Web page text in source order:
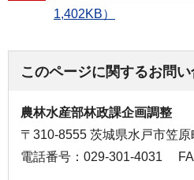
1,402KB）
このページに関するお問
農林水産部林政課企画調整
〒310-8555 茨城県水戸市笠
電話番号：029-301-4031